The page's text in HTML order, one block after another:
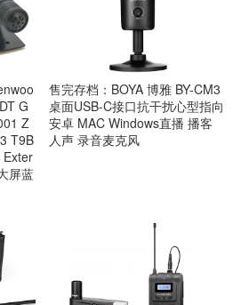
G
Z
T9B
屏蓝
售完存档：BOYA 博雅 BY-CM3
桌面USB-C接口抗干扰心型指向
安卓 MAC Windows直播 播客
人声 录音麦克风